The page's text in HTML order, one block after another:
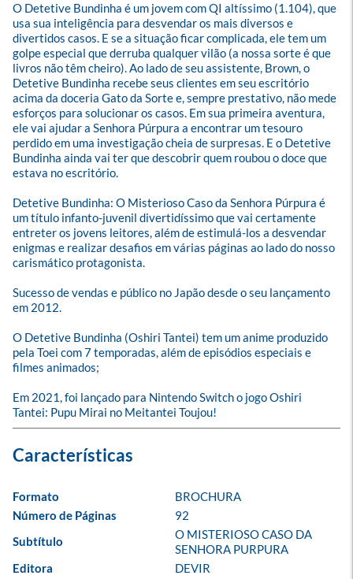
O Detetive Bundinha é um jovem com QI altíssimo (1.104), que
usa sua inteligência para desvendar os mais diversos e
divertidos casos. E se a situação ficar complicada, ele tem um
golpe especial que derruba qualquer vilão (a nossa sorte é que
livros não têm cheiro). Ao lado de seu assistente, Brown, o
Detetive Bundinha recebe seus clientes em seu escritório
acima da doceria Gato da Sorte e, sempre prestativo, não mede
esforços para solucionar os casos. Em sua primeira aventura,
ele vai ajudar a Senhora Púrpura a encontrar um tesouro
perdido em uma investigação cheia de surpresas. E o Detetive
Bundinha ainda vai ter que descobrir quem roubou o doce que
estava no escritório.
Detetive Bundinha: O Misterioso Caso da Senhora Púrpura é
um título infanto-juvenil divertidíssimo que vai certamente
entreter os jovens leitores, além de estimulá-los a desvendar
enigmas e realizar desafios em várias páginas ao lado do nosso
carismático protagonista.
Sucesso de vendas e público no Japão desde o seu lançamento
em 2012.
O Detetive Bundinha (Oshiri Tantei) tem um anime produzido
pela Toei com 7 temporadas, além de episódios especiais e
filmes animados;
Em 2021, foi lançado para Nintendo Switch o jogo Oshiri
Tantei: Pupu Mirai no Meitantei Toujou!
Formato
BROCHURA
Número de Páginas
92
Subtítulo
O MISTERIOSO CASO DA
SENHORA PURPURA
Editora
DEVIR